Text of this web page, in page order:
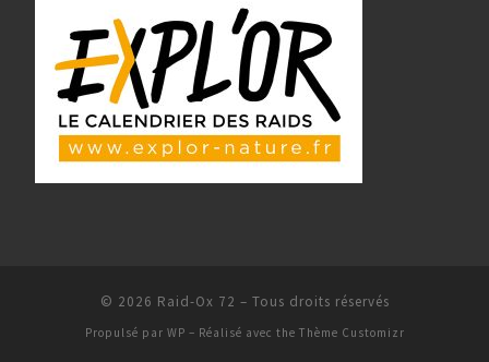
© 2026 Raid-Ox 72 – Tous droits réservés
Propulsé par WP – Réalisé avec the Thème Customizr